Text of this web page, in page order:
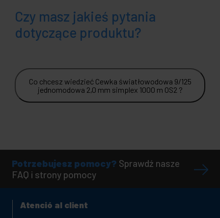
Czy masz jakieś pytania
dotyczące produktu?
Co chcesz wiedzieć Cewka światłowodowa 9/125
jednomodowa 2,0 mm simplex 1000 m OS2 ?
Potrzebujesz pomocy? Sprawdź nasze
FAQ i strony pomocy
Atenció al client